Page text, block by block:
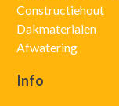
Constructiehout
Dakmaterialen
Afwatering
Info